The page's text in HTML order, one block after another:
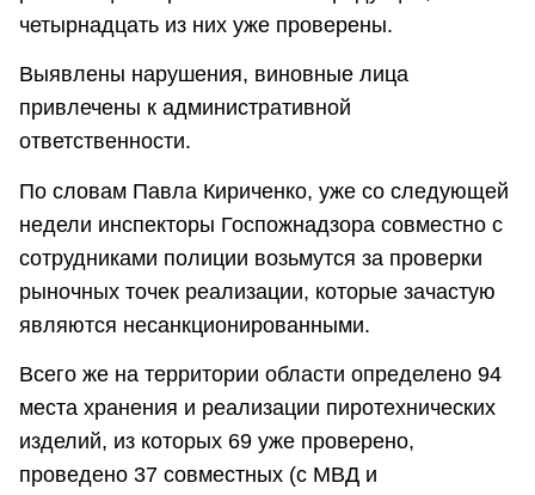
четырнадцать из них уже проверены.
Выявлены нарушения, виновные лица
привлечены к административной
ответственности.
По словам Павла Кириченко, уже со следующей
недели инспекторы Госпожнадзора совместно с
сотрудниками полиции возьмутся за проверки
рыночных точек реализации, которые зачастую
являются несанкционированными.
Всего же на территории области определено 94
места хранения и реализации пиротехнических
изделий, из которых 69 уже проверено,
проведено 37 совместных (с МВД и